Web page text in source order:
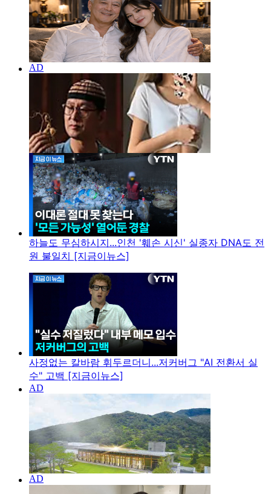
하늘도 무심하시지...인천 '훼손 시신' 실종자 DNA도 전
원 불일치 [지금이뉴스]
사정없는 칼바람 휘두르더니...저커버그 "AI 전환서 실
수" 고백 [지금이뉴스]